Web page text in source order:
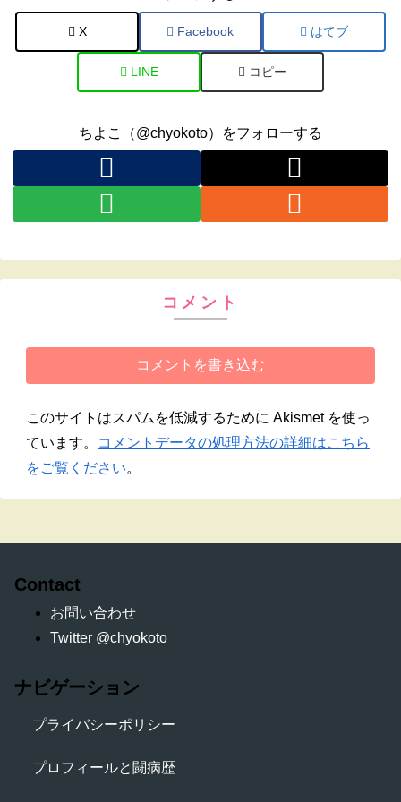
X Facebook はてブ
LINE コピー
ちよこ（@chyokoto）をフォローする
コメント
コメントを書き込む
このサイトはスパムを低減するために Akismet を使っ
ています。
コメントデータの処理方法の詳細はこちら
をご覧ください。
Contact
お問い合わせ
Twitter @chyokoto
ナビゲーション
プライバシーポリシー
プロフィールと闘病歴